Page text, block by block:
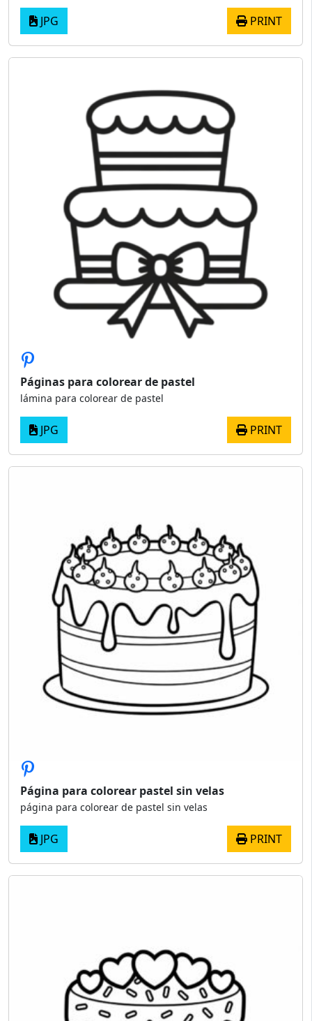
JPG PRINT
Páginas para colorear de pastel
lámina para colorear de pastel
JPG PRINT
Página para colorear pastel sin velas
página para colorear de pastel sin velas
JPG PRINT